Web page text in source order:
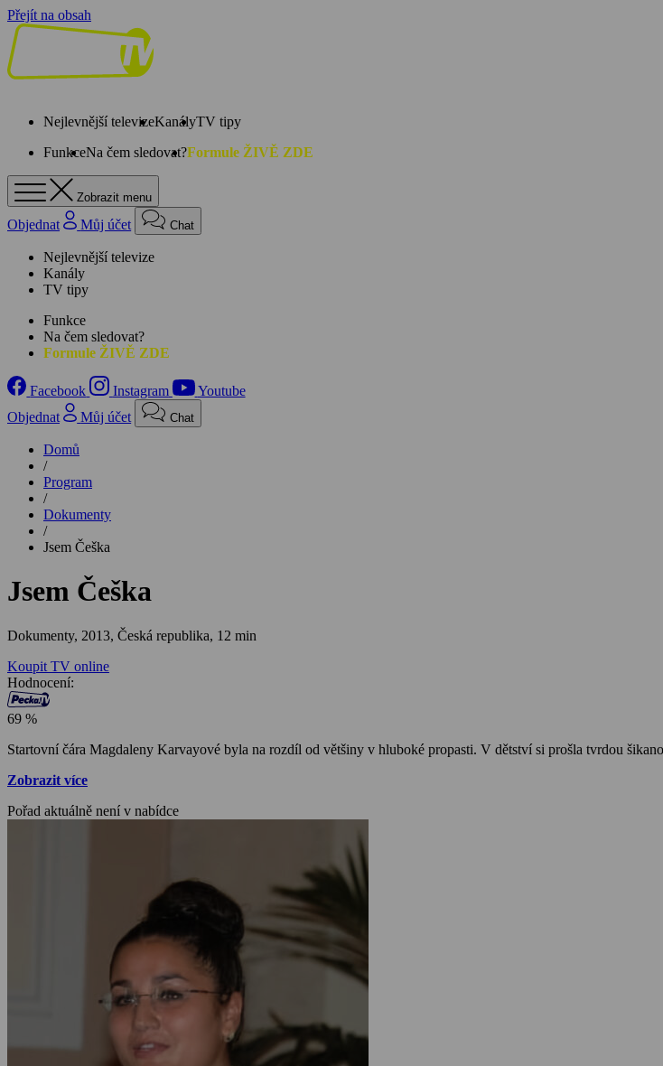
Přejít na obsah
Nejlevnější televizeKanályTV tipy
FunkceNa čem sledovat?Formule ŽIVĚ ZDE
Zobrazit menu
Objednat Můj účet Chat
Nejlevnější televize
Kanály
TV tipy
Funkce
Na čem sledovat?
Formule ŽIVĚ ZDE
Facebook Instagram
Youtube
Objednat
Můj účet Chat
Domů
/
Program
/
Dokumenty
/
Jsem Češka
Jsem Češka
Dokumenty, 2013, Česká republika, 12 min
Koupit TV online
Hodnocení:
69 %
Startovní čára Magdaleny Karvayové byla na rozdíl od většiny v hluboké propasti. V dětství si prošla tvrdou
Zobrazit více
Pořad aktuálně není v nabídce